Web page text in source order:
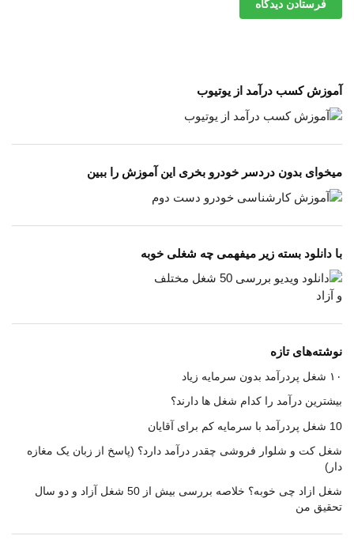
آموزش کسب درآمد از یوتیوب
میخوای بدون دردسر خودرو بخری این آموزش را ببین
با دانلود بسته زیر میفهمی چه شغلی خوبه
نوشته‌های تازه
۱۰ شغل پردرآمد بدون سرمایه زیاد
بیشترین درآمد را کدام شغل ها دارند؟
10 شغل پردرآمد با سرمایه کم برای آقایان
شغل کت و شلوار فروشی چقدر درآمد دارد؟ (پاسخ از زبان یک مغازه
دار)
شغل ازاد چی خوبه؟ خلاصه بررسی بیش از 50 شغل آزاد و دو سال
تحقیق من